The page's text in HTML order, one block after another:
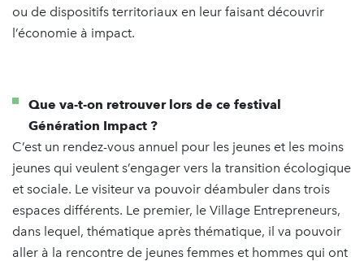
ou de dispositifs territoriaux en leur faisant découvrir
l’économie à impact.
Que va-t-on retrouver lors de ce festival
Génération Impact ?
C’est un rendez-vous annuel pour les jeunes et les moins
jeunes qui veulent s’engager vers la transition écologique
et sociale. Le visiteur va pouvoir déambuler dans trois
espaces différents. Le premier, le Village Entrepreneurs,
dans lequel, thématique après thématique, il va pouvoir
aller à la rencontre de jeunes femmes et hommes qui ont